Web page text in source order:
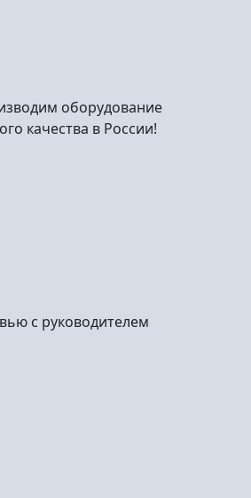
оборудование
качества в России!
с руководителем